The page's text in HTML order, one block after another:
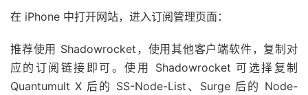
在 iPhone 中打开网站，进入订阅管理页面：
推荐使用 Shadowrocket，使用其他客户端软件，复制对
应的订阅链接即可。使用 Shadowrocket 可选择复制
Quantumult X 后的 SS-Node-List、Surge 后的 Node-